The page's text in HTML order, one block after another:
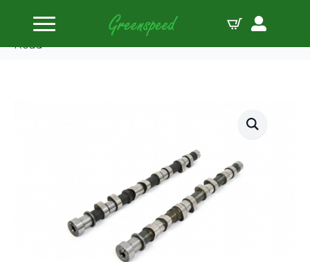
Accueil
Arbres à cames
Arbre à cames Piper Mitsubishi 4G63 Evo 1-3 Fast
Road